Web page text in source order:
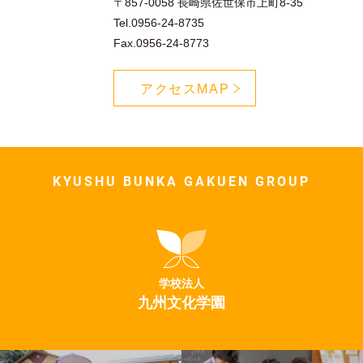
Tel.0956-24-8735
Fax.0956-24-8773
アクセスMAP
KYUSHU BUNKA GAKUEN GROUP
学校法人
九州文化学園